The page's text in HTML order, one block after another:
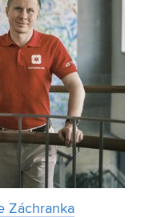
Záchranka